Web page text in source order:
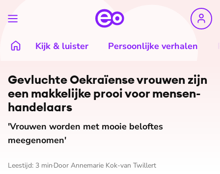
Kijk & luister Persoonlijke verhalen
©Arjan Lock
Gevluchte Oekraïense vrouwen zijn
een makkelijke prooi voor men­sen­
han­de­laars
'Vrouwen worden met mooie beloftes
meegenomen'
Leestijd: 3 min Door Annemarie Kok-van Twillert